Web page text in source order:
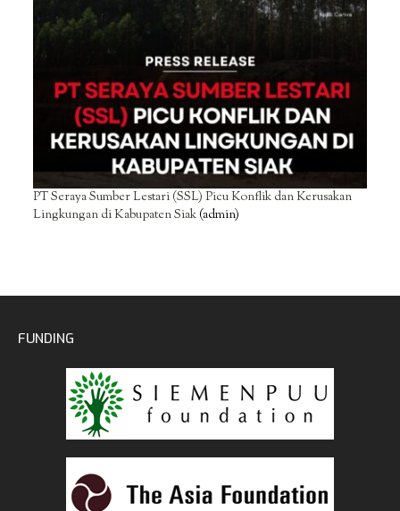
PT Seraya Sumber Lestari (SSL) Picu Konflik dan Kerusakan
Lingkungan di Kabupaten Siak(admin)
FUNDING